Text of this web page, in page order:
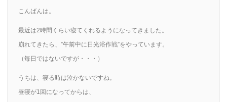
こんばんは。
最近は2時間くらい寝てくれるようになってきました。
崩れてきたら、”午前中に日光浴作戦”をやっています。
（毎日ではないですが・・・）
うちは、寝る時は泣かないですね。
昼寝が1回になってからは、